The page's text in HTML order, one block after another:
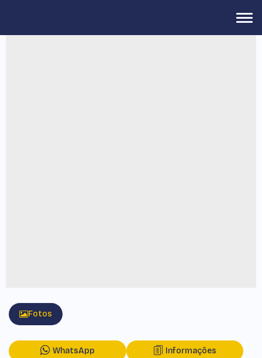
Fotos
WhatsApp Informações